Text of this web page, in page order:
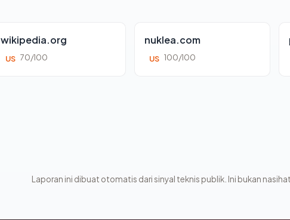
wikipedia.org
US 70/100
nuklea.com
US 100/100
Laporan ini dibuat otomatis dari sinyal teknis publik. Ini bukan